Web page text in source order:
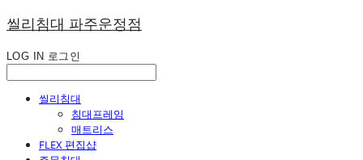
씰리침대 파주운정점
LOG IN 로그인
씰리침대
침대프레임
매트리스
FLEX 편집샵